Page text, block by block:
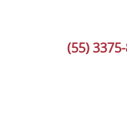
(55)